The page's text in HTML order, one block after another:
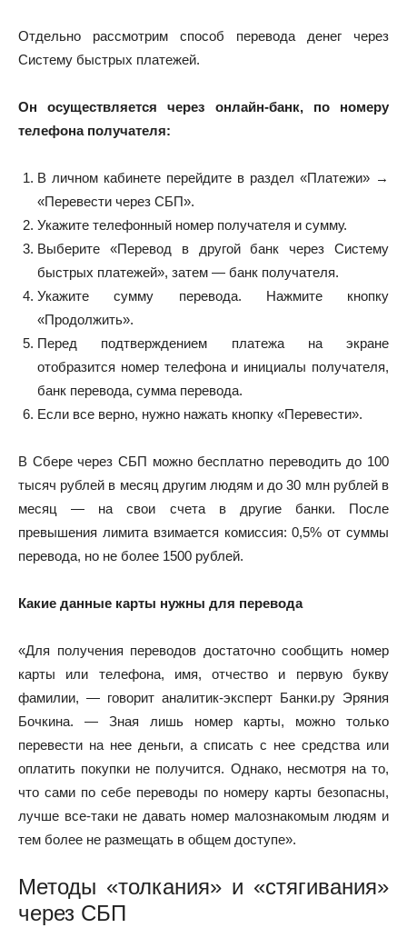
Отдельно рассмотрим способ перевода денег через
Систему быстрых платежей.
Он осуществляется через онлайн-банк, по номеру
телефона получателя:
В личном кабинете перейдите в раздел «Платежи» →
«Перевести через СБП».
Укажите телефонный номер получателя и сумму.
Выберите «Перевод в другой банк через Систему
быстрых платежей», затем — банк получателя.
Укажите сумму перевода. Нажмите кнопку
«Продолжить».
Перед подтверждением платежа на экране
отобразится номер телефона и инициалы получателя,
банк перевода, сумма перевода.
Если все верно, нужно нажать кнопку «Перевести».
В Сбере через СБП можно бесплатно переводить до 100
тысяч рублей в месяц другим людям и до 30 млн рублей в
месяц — на свои счета в другие банки. После
превышения лимита взимается комиссия: 0,5% от суммы
перевода, но не более 1500 рублей.
Какие данные карты нужны для перевода
«Для получения переводов достаточно сообщить номер
карты или телефона, имя, отчество и первую букву
фамилии, — говорит аналитик-эксперт Банки.ру Эряния
Бочкина. — Зная лишь номер карты, можно только
перевести на нее деньги, а списать с нее средства или
оплатить покупки не получится. Однако, несмотря на то,
что сами по себе переводы по номеру карты безопасны,
лучше все-таки не давать номер малознакомым людям и
тем более не размещать в общем доступе».
Методы «толкания» и «стягивания»
через СБП